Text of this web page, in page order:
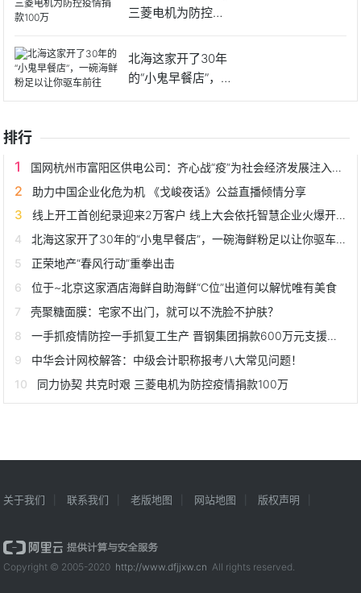
三菱电机为防控疫
北海这家开了30年
的“小鬼早餐店”，一
碗
排行
国网杭州市富阳区供电公司：齐心战“疫”为社会经济发展注入动力
助力中国企业化危为机 《戈峻夜话》公益直播倾情分享
线上开工首创纪录迎来2万客户 线上大会依托智慧企业火爆开局
北海这家开了30年的“小鬼早餐店”，一碗海鲜粉足以让你驱车前往
正荣地产“春风行动”重拳出击
位于~北京这家酒店海鲜自助海鲜“C位”出道何以解忧唯有美食
壳聚糖面膜：宅家不出门，就可以不洗脸不护肤？
一手抓疫情防控一手抓复工生产 晋钢集团捐款600万元支援疫情防控
中华会计网校解答：中级会计职称报考八大常见问题！
同力协契 共克时艰 三菱电机为防控疫情捐款100万
关于我们 联系我们 老版地图 网站地图 版权声明
Copyright © 2005-2020 http://www.dfjjxw.cn All rights reserved.